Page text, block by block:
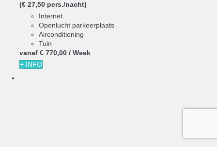
(€ 27,50 pers./nacht)
Internet
Openlucht parkeerplaats
Airconditioning
Tuin
vanaf € 770,00 / Week
+ INFO